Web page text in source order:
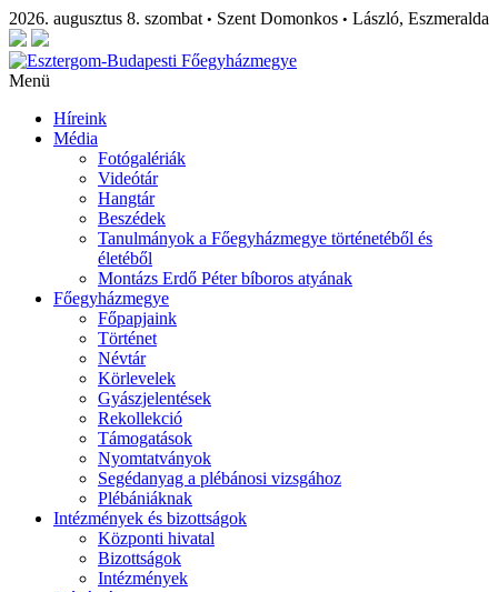
2026. augusztus 8. szombat • Szent Domonkos • László, Eszmeralda
Menü
Híreink
Média
Fotógalériák
Videótár
Hangtár
Beszédek
Tanulmányok a Főegyházmegye történetéből és
életéből
Montázs Erdő Péter bíboros atyának
Főegyházmegye
Főpapjaink
Történet
Névtár
Körlevelek
Gyászjelentések
Rekollekció
Támogatások
Nyomtatványok
Segédanyag a plébánosi vizsgához
Plébániáknak
Intézmények és bizottságok
Központi hivatal
Bizottságok
Intézmények